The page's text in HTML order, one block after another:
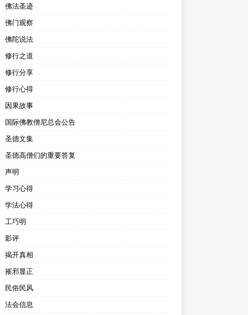
佛法圣迹
佛门观察
佛陀说法
修行之道
修行分享
修行心得
因果故事
国际佛教僧尼总会公告
圣德文集
圣德高僧们的重要答复
声明
学习心得
学法心得
工巧明
影评
揭开真相
摧邪显正
民俗民风
法会信息